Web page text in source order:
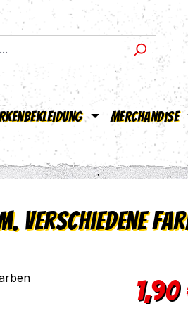
Merchandise
verschiedene
1,90